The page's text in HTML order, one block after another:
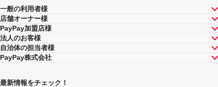
一般の利用者様
店舗オーナー様
PayPay加盟店様
法人のお客様
自治体の担当者様
PayPay株式会社
最新情報をチェック！